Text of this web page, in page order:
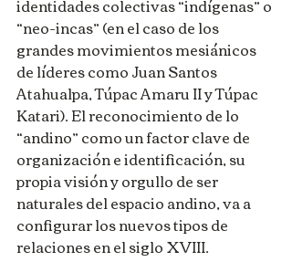
identidades colectivas “indígenas” o
“neo-incas” (en el caso de los
grandes movimientos mesiánicos
de líderes como Juan Santos
Atahualpa, Túpac Amaru II y Túpac
Katari). El reconocimiento de lo
“andino” como un factor clave de
organización e identificación, su
propia visión y orgullo de ser
naturales del espacio andino, va a
configurar los nuevos tipos de
relaciones en el siglo XVIII.